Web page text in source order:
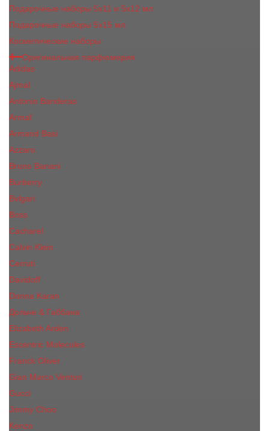
Подарочные наборы 5x11 и 5х12 мл
Подарочные наборы 5x15 мл
Косметические наборы
Оригинальная парфюмерия
Adidas
Ajmal
Antonio Banderas
Armaf
Armand Basi
Azzaro
Bruno Banani
Burberry
Bvlgari
Boss
Cacharel
Calvin Klein
Cerruti
Davidoff
Donna Karan
Дольче & Габбана
Elizabeth Arden
Escentric Molecules
Franck Oliver
Gian Marco Venturi
Gucci
Jimmy Choo
Kenzo